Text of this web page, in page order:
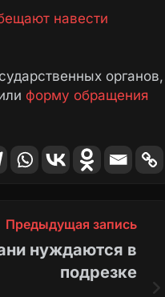
навести
органов,
форму обращения
Предыдущая запись
нуждаются в
подрезке